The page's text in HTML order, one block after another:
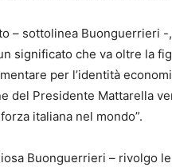
– sottolinea Buonguerrieri
significato che va oltre la
per l’identità
del Presidente Mattarella
italiana nel mondo”.
Buonguerrieri – rivolgo